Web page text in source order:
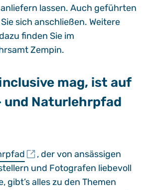
lassen. Auch geführten
sich anschließen. Weitere
finden Sie im
Zempin.
mag, ist auf
und Naturlehrpfad
, der von ansässigen
und Fotografen liebevoll
gibt’s alles zu den Themen